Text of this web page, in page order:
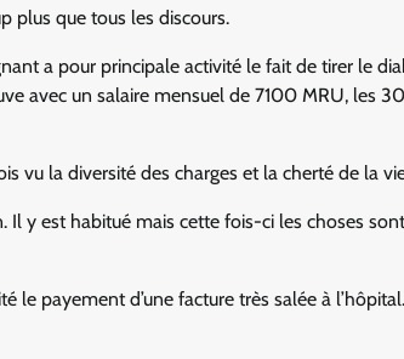
plus que tous les discours.
a pour principale activité le fait de tirer le
avec un salaire mensuel de 7100 MRU, les
vu la diversité des charges et la cherté de la
Il y est habitué mais cette fois-ci les choses
le payement d’une facture très salée à